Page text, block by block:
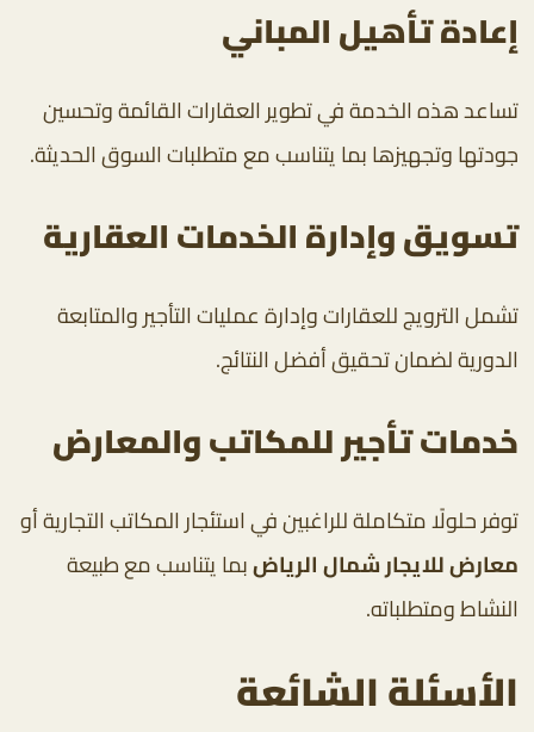
إعادة تأهيل المباني
تساعد هذه الخدمة في تطوير العقارات القائمة وتحسين
جودتها وتجهيزها بما يتناسب مع متطلبات السوق الحديثة.
تسويق وإدارة الخدمات العقارية
تشمل الترويج للعقارات وإدارة عمليات التأجير والمتابعة
الدورية لضمان تحقيق أفضل النتائج.
خدمات تأجير للمكاتب والمعارض
توفر حلولًا متكاملة للراغبين في استئجار المكاتب التجارية أو
معارض للايجار شمال الرياضبما يتناسب مع طبيعة
النشاط ومتطلباته.
الأسئلة الشائعة